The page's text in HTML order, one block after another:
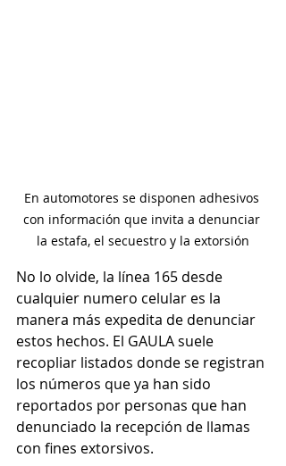
En automotores se disponen adhesivos
con información que invita a denunciar
la estafa, el secuestro y la extorsión
No lo olvide, la línea 165 desde
cualquier numero celular es la
manera más expedita de denunciar
estos hechos. El GAULA suele
recopliar listados donde se registran
los números que ya han sido
reportados por personas que han
denunciado la recepción de llamas
con fines extorsivos.